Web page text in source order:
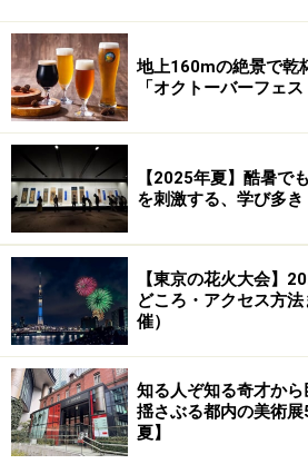
おしなりくんの家。週末にはおしなり
ことも
さて、スカイツリーの足元で現在
は、前出のおしなりくんの生家で
トできる休憩所『おしなりくんの
にオープンしている『東京スカイ
ザ』では、完成した展望台からの
など、タワーに関する様々な情報
＜DATA＞
■おしなりくんの家
住所：東京都墨田区業平2-15-6
TEL：03-6751-9811
入場料：なし
地上160mの絶景で乾
「オクトーバーフェ
【2025年夏】酷暑で
を刺激する、学び多
【東京の花火大会】
どころ・アクセス方
催）
知る人ぞ知る奇才か
揺さぶる都内の美術
夏】